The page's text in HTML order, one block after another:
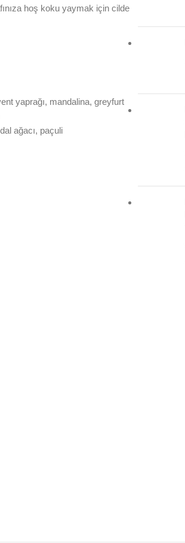
hoş koku yaymak için cilde
yaprağı, mandalina, greyfurt
ağacı, paçuli